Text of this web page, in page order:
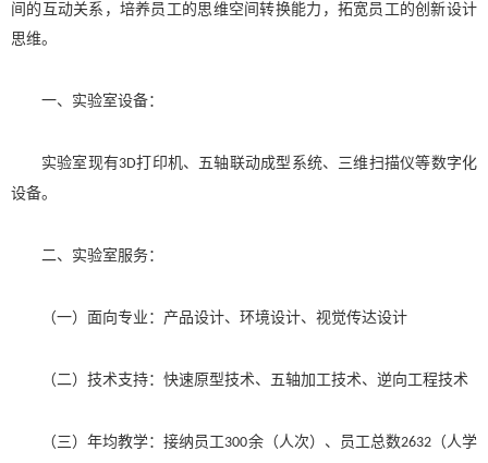
间的互动关系，培养员工的思维空间转换能力，拓宽员工的创新设计
思维‌。
一、 实验室设备：
实验室现有3D打印机、五轴联动成型系统、三维扫描仪等数字化
设备。
二、 实验室服务：
（一） 面向专业： 产品设计、环境设计、视觉传达设计
（二）技术支持：快速原型技术、五轴加工技术、逆向工程技术
（三）年均教学：接纳员工300余（人次）、员工总数2632（人学